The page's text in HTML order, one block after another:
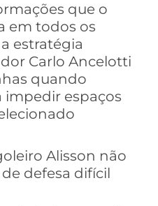
que o
em todos os
estratégia
Carlo Ancelotti
quando
impedir espaços
Alisson não
defesa difícil